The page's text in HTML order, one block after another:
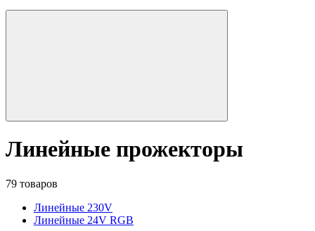
Линейные прожекторы
79 товаров
Линейные 230V
Линейные 24V RGB